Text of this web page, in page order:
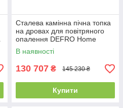
Сталева камінна пічна топка
на дровах для повітряного
опалення DEFRO Home
INTRA SM G
В наявності
130 707 ₴ 145 230 ₴
Купити